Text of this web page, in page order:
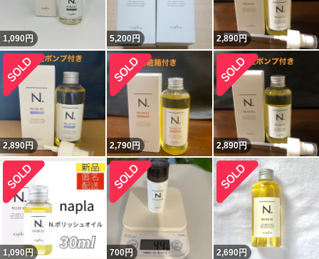
1,090円 5,200円 2,890円
2,890円 2,790円 2,890円
1,090円 700円 2,690円